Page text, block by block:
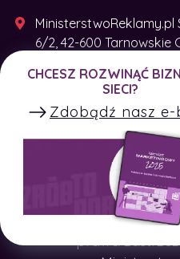
MinisterstwoReklamy.pl
6/2, 42-600 Tarnowskie
+48 791 493 287
Copyright ©
prawa
CHCESZ ROZWINĄĆ
SIECI?
Zdobądź nasz